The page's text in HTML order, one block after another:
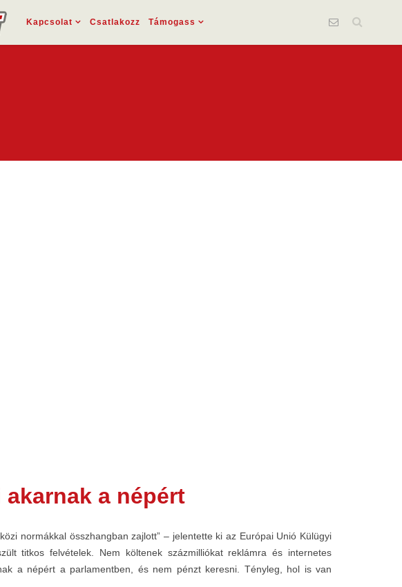
Kapcsolat Csatlakozz Támogass
a népért
normákkal összhangban zajlott” – jelentette ki az Európai Unió Külügyi
titkos felvételek. Nem költenek százmilliókat reklámra és internetes
a népért a parlamentben, és nem pénzt keresni. Tényleg, hol is van